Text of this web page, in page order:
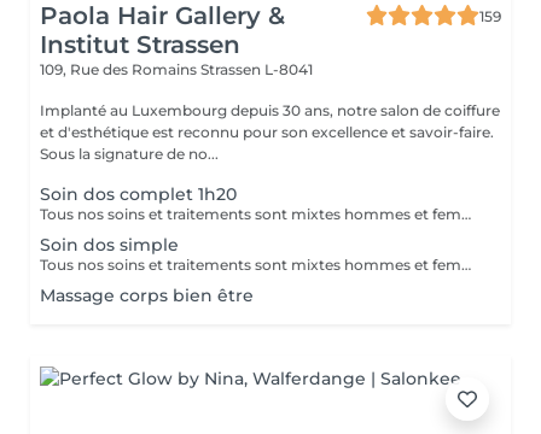
Paola Hair Gallery &
Institut Strassen
159
109, Rue des Romains Strassen L-8041
Implanté au Luxembourg depuis 30 ans, notre salon de coiffure
et d'esthétique est reconnu pour son excellence et savoir-faire.
Sous la signature de no...
Soin dos complet 1h20
Tous nos soins et traitements sont mixtes hommes et femmes. Les traitements en cure sont valables six mois. Sur conseil de votre esthéticienne, des combinaisons de soins et de traitements sont possibles, afin d'obtenir un résultat optimal. Attention certain traitements nécessitent des explications préalables ainsi qu'une commande spécifique des coffrets et de soins personnalisés.
Soin dos simple
Tous nos soins et traitements sont mixtes hommes et femmes. Les traitements en cure sont valables six mois. Sur conseil de votre esthéticienne, des combinaisons de soins et de traitements sont possibles, afin d'obtenir un résultat optimal. Attention certain traitements nécessitent des explications préalables ainsi qu'une commande spécifique des coffrets et de soins personnalisés.
Massage corps bien être